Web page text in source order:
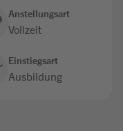
Anstellungsart
Vollzeit
Einstiegsart
Ausbildung